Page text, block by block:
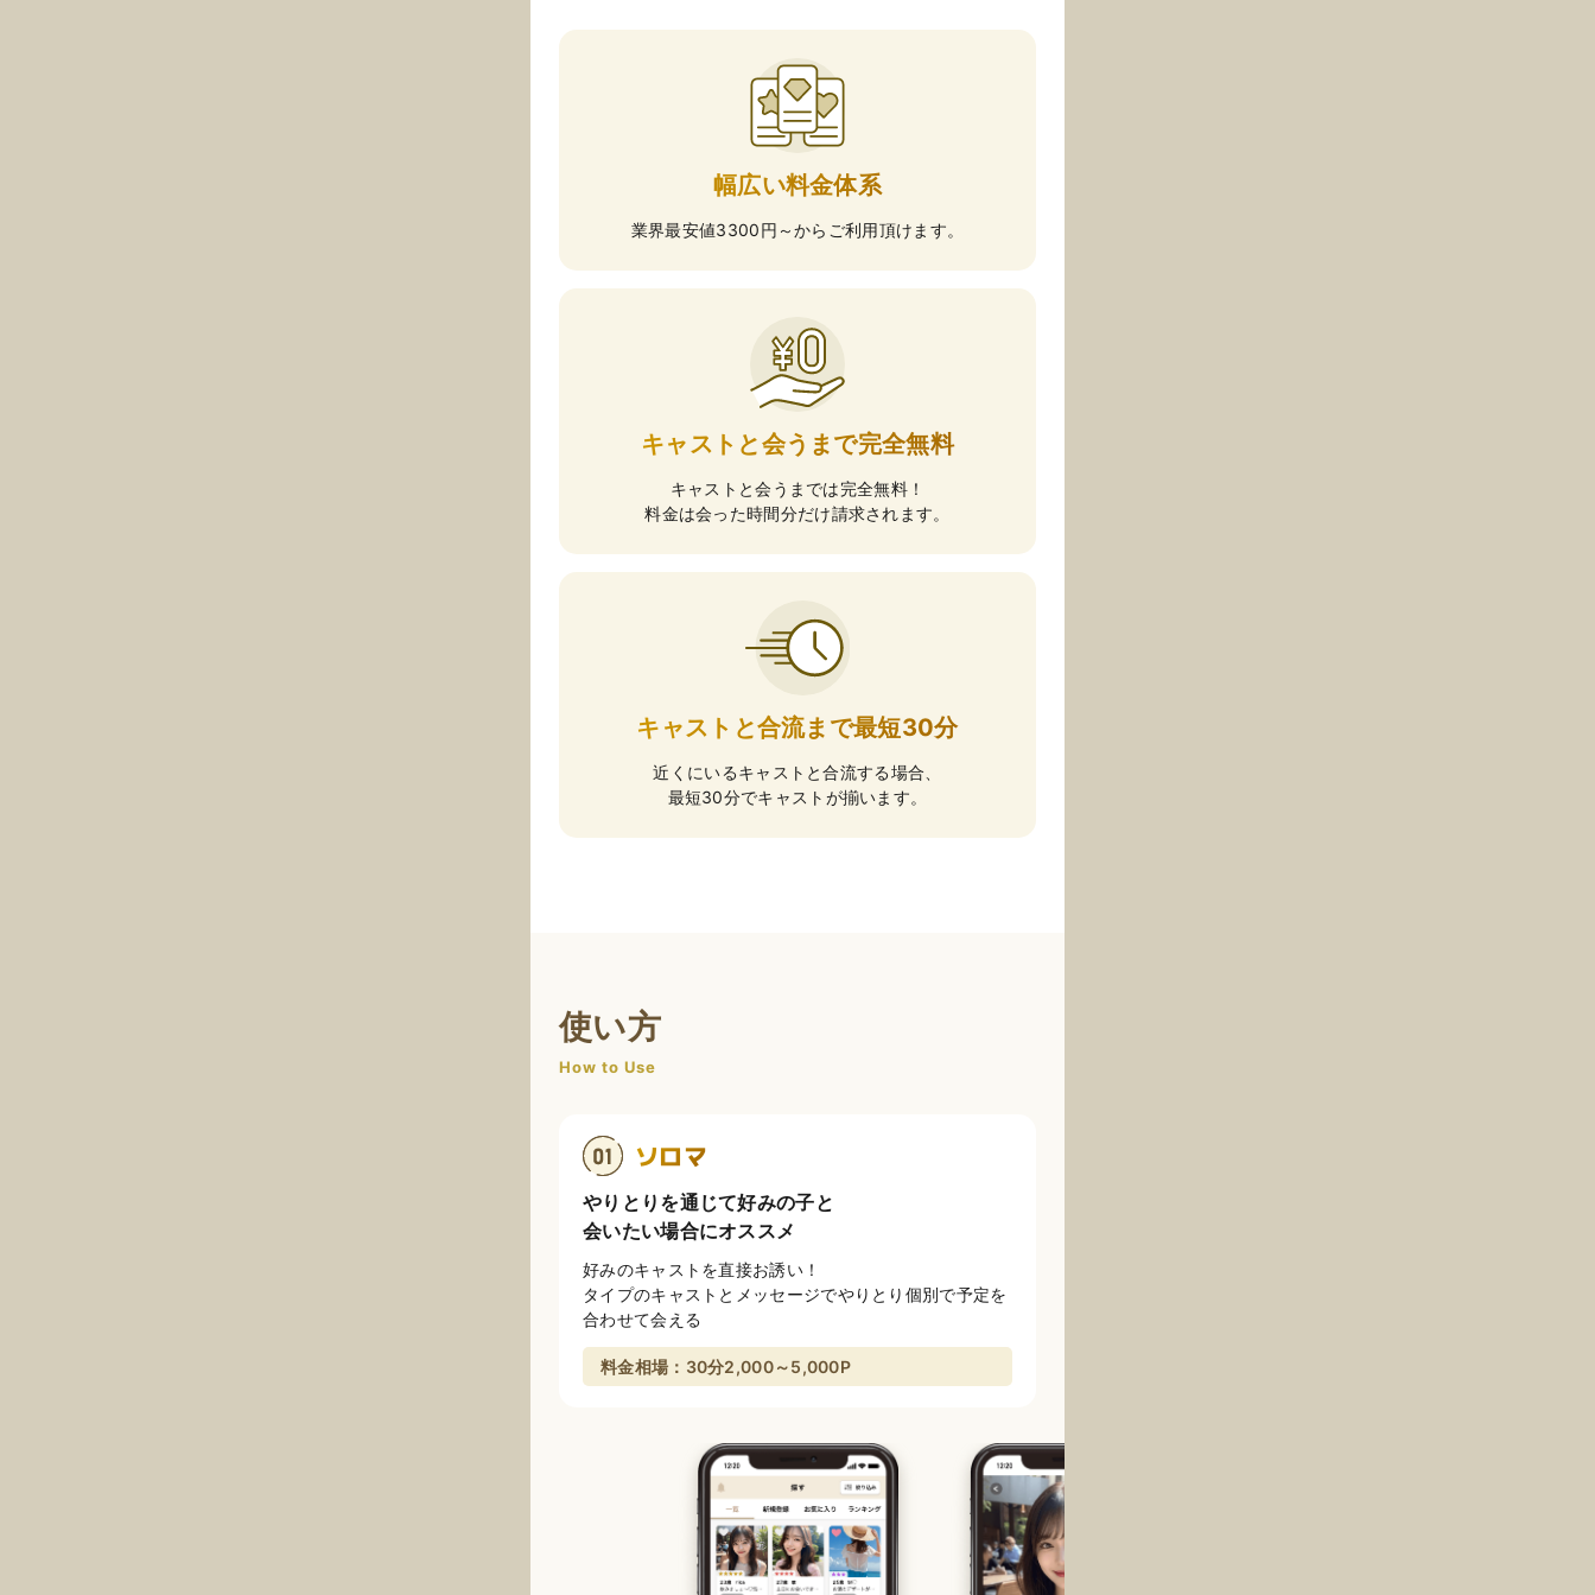
幅広い料金体系
業界最安値3300円～からご利用頂けます。
キャストと会うまで完全無料
キャストと会うまでは完全無料！
料金は会った時間分だけ請求されます。
キャストと合流まで最短30分
近くにいるキャストと合流する場合、
最短30分でキャストが揃います。
使い方
How to Use
ソロマ
やりとりを通じて好みの子と
会いたい場合にオススメ
好みのキャストを直接お誘い！
タイプのキャストとメッセージでやりとり個別で予定を
合わせて会える
料金相場：30分2,000～5,000P